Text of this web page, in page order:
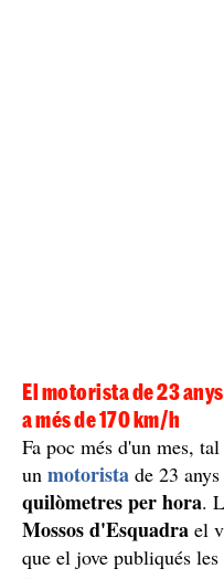
El motorista de 23
a més de 170 km/h
Fa poc més d'un mes,
un motorista de 23
quilòmetres per hora.
Mossos d'Esquadra el
que el jove publiqués